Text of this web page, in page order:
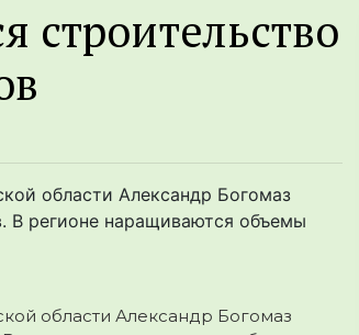
строительство
области Александр Богомаз
В регионе наращиваются объемы
области Александр Богомаз